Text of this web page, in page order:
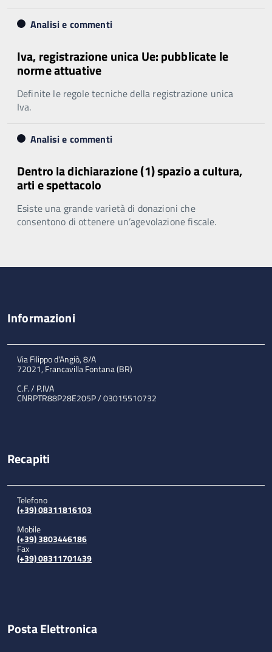
Analisi e commenti
Iva, registrazione unica Ue: pubblicate le
norme attuative
Definite le regole tecniche della registrazione unica
Iva.
Analisi e commenti
Dentro la dichiarazione (1) spazio a cultura,
arti e spettacolo
Esiste una grande varietà di donazioni che
consentono di ottenere un’agevolazione fiscale.
Informazioni
Via Filippo d'Angiò, 8/A
72021, Francavilla Fontana (BR)
C.F. / P.IVA
CNRPTR88P28E205P / 03015510732
Recapiti
Telefono
(+39) 08311816103
Mobile
(+39) 3803446186
Fax
(+39) 08311701439
Posta Elettronica